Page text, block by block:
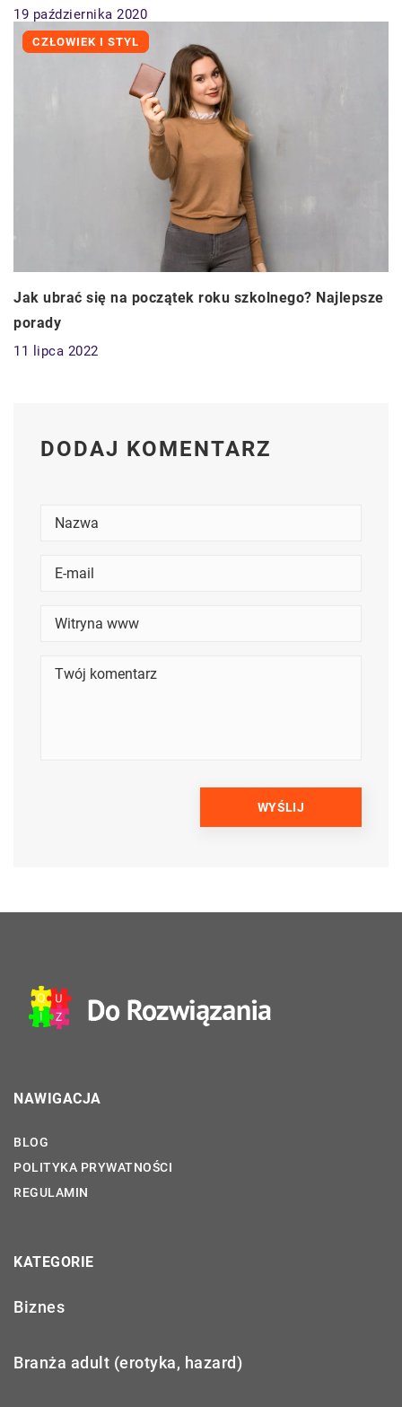
19 października 2020
CZŁOWIEK I STYL
Jak ubrać się na początek roku szkolnego? Najlepsze
porady
11 lipca 2022
DODAJ KOMENTARZ
NAWIGACJA
BLOG
POLITYKA PRYWATNOŚCI
REGULAMIN
KATEGORIE
Biznes
Branża adult (erotyka, hazard)